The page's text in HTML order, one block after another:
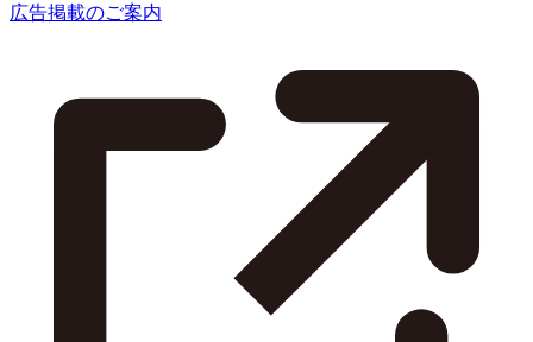
広告掲載のご案内